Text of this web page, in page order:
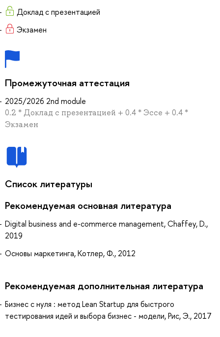
Доклад с презентацией
Экзамен
Промежуточная аттестация
2025/2026 2nd module
0.2 * Доклад с презентацией + 0.4 * Эссе + 0.4 *
Экзамен
Список литературы
Рекомендуемая основная литература
Digital business and e-commerce management, Chaffey, D.,
2019
Основы маркетинга, Котлер, Ф., 2012
Рекомендуемая дополнительная литература
Бизнес с нуля : метод Lean Startup для быстрого
тестирования идей и выбора бизнес - модели, Рис, Э., 2017